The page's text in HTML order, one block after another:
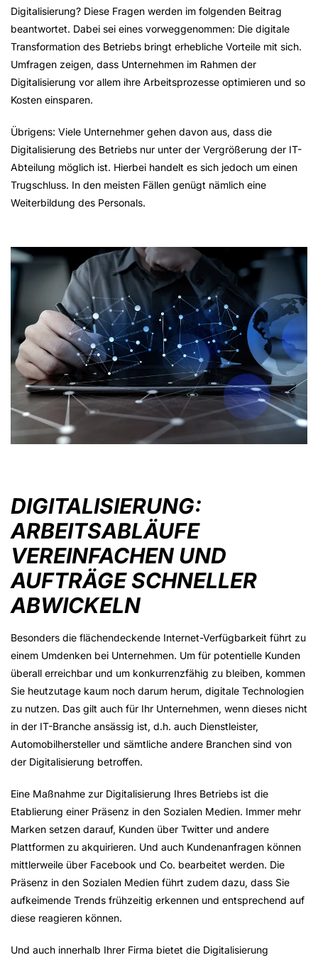
Digitalisierung? Diese Fragen werden im folgenden Beitrag
beantwortet. Dabei sei eines vorweggenommen: Die digitale
Transformation des Betriebs bringt erhebliche Vorteile mit sich.
Umfragen zeigen, dass Unternehmen im Rahmen der
Digitalisierung vor allem ihre Arbeitsprozesse optimieren und so
Kosten einsparen.
Übrigens: Viele Unternehmer gehen davon aus, dass die
Digitalisierung des Betriebs nur unter der Vergrößerung der IT-
Abteilung möglich ist. Hierbei handelt es sich jedoch um einen
Trugschluss. In den meisten Fällen genügt nämlich eine
Weiterbildung des Personals.
DIGITALISIERUNG:
ARBEITSABLÄUFE
VEREINFACHEN UND
AUFTRÄGE SCHNELLER
ABWICKELN
Besonders die flächendeckende Internet-Verfügbarkeit führt zu
einem Umdenken bei Unternehmen. Um für potentielle Kunden
überall erreichbar und um konkurrenzfähig zu bleiben, kommen
Sie heutzutage kaum noch darum herum, digitale Technologien
zu nutzen. Das gilt auch für Ihr Unternehmen, wenn dieses nicht
in der IT-Branche ansässig ist, d.h. auch Dienstleister,
Automobilhersteller und sämtliche andere Branchen sind von
der Digitalisierung betroffen.
Eine Maßnahme zur Digitalisierung Ihres Betriebs ist die
Etablierung einer Präsenz in den Sozialen Medien. Immer mehr
Marken setzen darauf, Kunden über Twitter und andere
Plattformen zu akquirieren. Und auch Kundenanfragen können
mittlerweile über Facebook und Co. bearbeitet werden. Die
Präsenz in den Sozialen Medien führt zudem dazu, dass Sie
aufkeimende Trends frühzeitig erkennen und entsprechend auf
diese reagieren können.
Und auch innerhalb Ihrer Firma bietet die Digitalisierung